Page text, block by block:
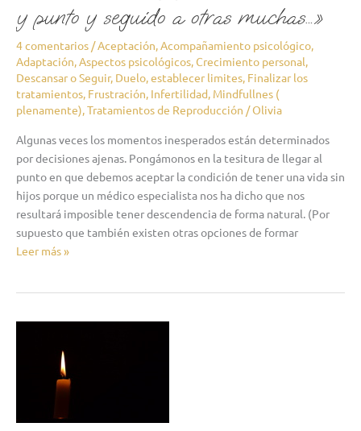
y punto y seguido a otras muchas…»
4 comentarios /Aceptación,Acompañamiento psicológico,
Adaptación,Aspectos psicológicos,Crecimiento personal,
Descansar o Seguir, Duelo,establecer limites, Finalizar los
tratamientos, Frustración, Infertilidad, Mindfullnes (
plenamente),Tratamientos de Reproducción /Olivia
Algunas veces los momentos inesperados están determinados
por decisiones ajenas. Pongámonos en la tesitura de llegar al
punto en que debemos aceptar la condición de tener una vida sin
hijos porque un médico especialista nos ha dicho que nos
resultará imposible tener descendencia de forma natural. (Por
supuesto que también existen otras opciones de formar
Leer más »
2)